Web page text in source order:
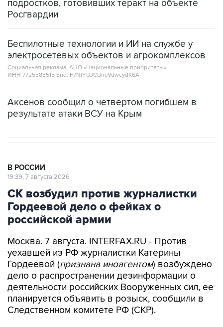
Беспилотные технологии и ИИ на службе у
Социальная реклама, АНО «Национальные приоритеты».
ИНН 7725383515 Erid: F7NfYUJCUneVdwcydK6A
Аксенов сообщил о четвертом погибшем в
СК возбудил против журналистки
Гордеевой дело о фейках о
российской армии
Москва. 7 августа. INTERFAX.RU - Против
Гордеевой (признана иноагентом ) возбуждено
дело о распространении дезинформации о
деятельности российских Вооруженных сил, ее
планируется объявить в розыск, сообщили в
Следственном комитете РФ (СКР).
"По данным следствия, Гордеева разместила в